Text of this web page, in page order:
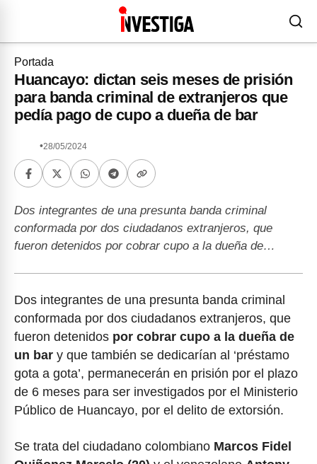
Portada
Huancayo: dictan seis meses de prisión
para banda criminal de extranjeros que
pedía pago de cupo a dueña de bar
•28/05/2024
Dos integrantes de una presunta banda criminal
conformada por dos ciudadanos extranjeros, que
fueron detenidos por cobrar cupo a la dueña de…
Dos integrantes de una presunta banda criminal
conformada por dos ciudadanos extranjeros, que
fueron detenidos por cobrar cupo a la dueña de
un bar y que también se dedicarían al ‘préstamo
gota a gota’, permanecerán en prisión por el plazo
de 6 meses para ser investigados por el Ministerio
Público de Huancayo, por el delito de extorsión.
Se trata del ciudadano colombiano Marcos Fidel